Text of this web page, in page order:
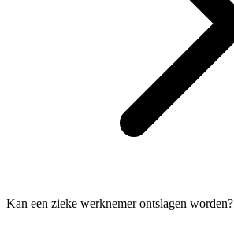
Kan een zieke werknemer ontslagen worden?